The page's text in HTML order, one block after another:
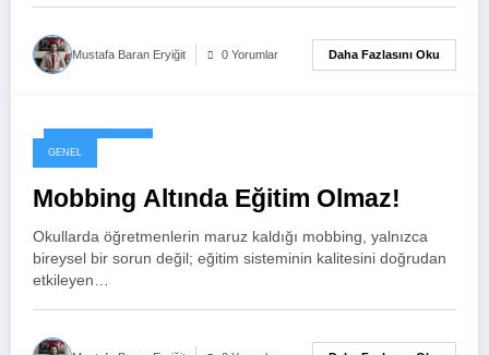
Mustafa Baran Eryiğit 0 Yorumlar Daha Fazlasını Oku
9 Haziran 2026
GENEL
Mobbing Altında Eğitim Olmaz!
Okullarda öğretmenlerin maruz kaldığı mobbing, yalnızca
bireysel bir sorun değil; eğitim sisteminin kalitesini doğrudan
etkileyen…